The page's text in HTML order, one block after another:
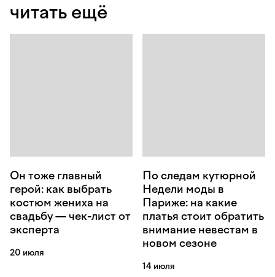
читать ещё
Он тоже главный
герой: как выбрать
костюм жениха на
свадьбу — чек-лист от
эксперта
20 июля
По следам кутюрной
Недели моды в
Париже: на какие
платья стоит обратить
внимание невестам в
новом сезоне
14 июля